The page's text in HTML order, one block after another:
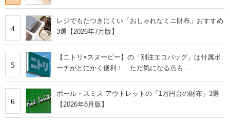
4
レジでもたつきにくい「おしゃれなミニ財布」おすすめ
3選【2026年7月版】
5
【ニトリ×スヌーピー】の「別注エコバッグ」は付属ポ
ーチがとにかく便利！ ただ気になる点も……
6
ポール・スミス アウトレットの「1万円台の財布」3選
【2026年8月版】